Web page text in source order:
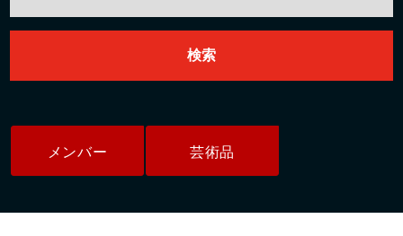
メンバー 芸術品